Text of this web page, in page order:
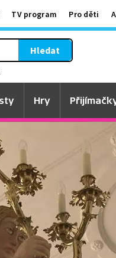
TV program Pro děti
Hledat
Hry